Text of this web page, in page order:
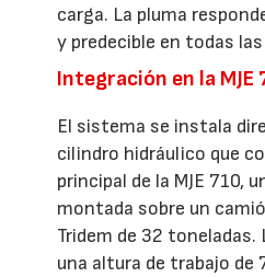
carga. La pluma
y predecible en todas
Integración en la MJE
El sistema se instala
cilindro hidráulico que
principal de la MJE 710,
montada sobre un
Tridem de 32 toneladas.
una altura de trabajo de